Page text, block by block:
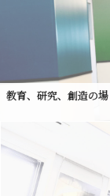
教育、研究、創造の場